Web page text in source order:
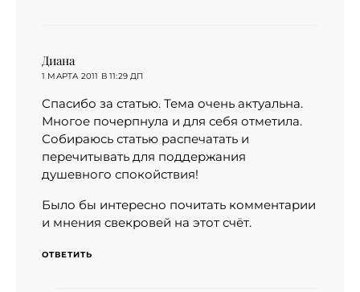
Диана:
1 МАРТА 2011 В 11:29 ДП
Спасибо за статью. Тема очень актуальна.
Многое почерпнула и для себя отметила.
Собираюсь статью распечатать и
перечитывать для поддержания
душевного спокойствия!
Было бы интересно почитать комментарии
и мнения свекровей на этот счёт.
ОТВЕТИТЬ